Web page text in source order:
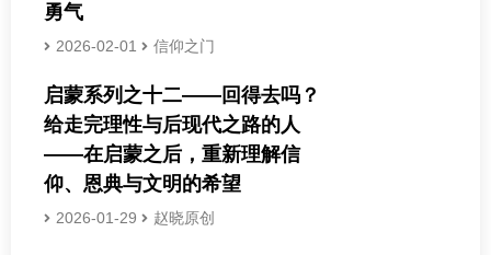
勇气
2026-02-01 信仰之门
启蒙系列之十二——回得去吗？
给走完理性与后现代之路的人
——在启蒙之后，重新理解信
仰、恩典与文明的希望
2026-01-29 赵晓原创